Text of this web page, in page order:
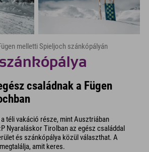
melletti Spieljoch szánkópályán
családnak a Fügen
téli vakáció része, mint Ausztriában
Nyaraláskor Tirolban az egész családdal
és szánkópálya közül választhat. A
amit keres.